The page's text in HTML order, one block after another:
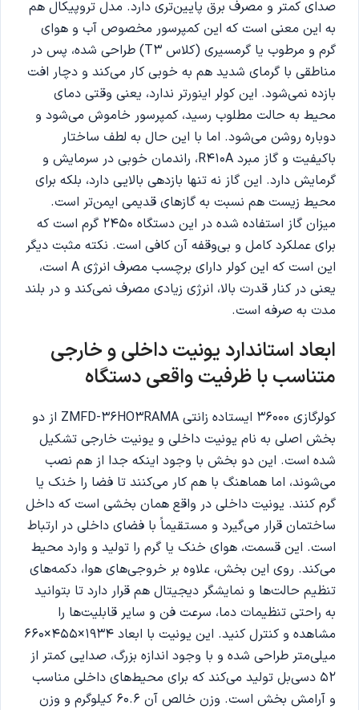
صدای کمتر و مصرف برق پایین‌تری دارد. مدل تروپیکال هم
به این معنی است که این کمپرسور مخصوص آب و هوای
گرم و مرطوب یا گرمسیری (کلاس T3) طراحی شده، پس در
مناطقی با گرمای شدید هم به خوبی کار می‌کند و دچار افت
بازده نمی‌شود. این کولر اینورتر ندارد، یعنی وقتی دمای
محیط به حالت مطلوب رسید، کمپرسور خاموش می‌شود و
دوباره روشن می‌شود. اما با این حال به لطف ساختار
باکیفیت و گاز مبرد R410A، راندمان خوبی در سرمایش و
گرمایش دارد. این گاز نه تنها بازدهی بالایی دارد، بلکه برای
محیط زیست هم نسبت به گازهای قدیمی‌ ایمن‌تر است.
میزان گاز استفاده شده در این دستگاه 2450 گرم است که
برای عملکرد کامل و بی‌وقفه آن کافی است. نکته مثبت دیگر
این است که این کولر دارای برچسب مصرف انرژی A است،
یعنی در کنار قدرت بالا، انرژی زیادی مصرف نمی‌کند و در بلند
مدت به‌ صرفه است.
ابعاد استاندارد یونیت داخلی و خارجی
متناسب با ظرفیت واقعی دستگاه
کولرگازی 36000 ایستاده زانتی ZMFD-36HO3RAMA از دو
بخش اصلی به نام یونیت داخلی و یونیت خارجی تشکیل
شده است. این دو بخش با وجود اینکه جدا از هم نصب
می‌شوند، اما هماهنگ با هم کار می‌کنند تا فضا را خنک یا
گرم کنند. یونیت داخلی در واقع همان بخشی است که داخل
ساختمان قرار می‌گیرد و مستقیماً با فضای داخلی در ارتباط
است. این قسمت، هوای خنک یا گرم را تولید و وارد محیط
می‌کند. روی این بخش، علاوه بر خروجی‌های هوا، دکمه‌های
تنظیم حالت‌ها و نمایشگر دیجیتال هم قرار دارد تا بتوانید
به راحتی تنظیمات دما، سرعت فن و سایر قابلیت‌ها را
مشاهده و کنترل کنید. این یونیت با ابعاد 1934×455×660
میلی‌متر طراحی شده و با وجود اندازه بزرگ، صدایی کمتر از
52 دسی‌بل تولید می‌کند که برای محیط‌های داخلی مناسب
و آرامش بخش است. وزن خالص آن 60.6 کیلوگرم و وزن